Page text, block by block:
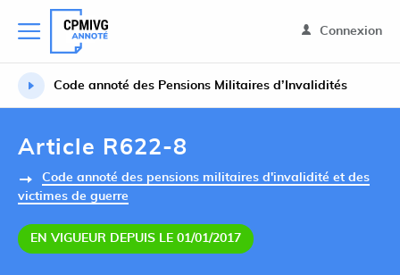
Connexion
Code annoté des Pensions Militaires d’Invalidités
Article R622-8
Code annoté des pensions militaires d'invalidité et des
victimes de guerre
EN VIGUEUR DEPUIS LE 01/01/2017